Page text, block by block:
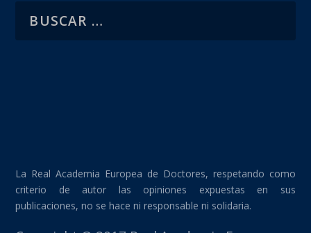
La Real Academia Europea de Doctores, respetando como
criterio de autor las opiniones expuestas en sus
publicaciones, no se hace ni responsable ni solidaria.